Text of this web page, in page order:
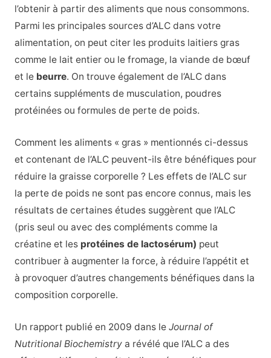
l’obtenir à partir des aliments que nous consommons.
Parmi les principales sources d’ALC dans votre
alimentation, on peut citer les produits laitiers gras
comme le lait entier ou le fromage, la viande de bœuf
et le beurre. On trouve également de l’ALC dans
certains suppléments de musculation, poudres
protéinées ou formules de perte de poids.
Comment les aliments « gras » mentionnés ci-dessus
et contenant de l’ALC peuvent-ils être bénéfiques pour
réduire la graisse corporelle ? Les effets de l’ALC sur
la perte de poids ne sont pas encore connus, mais les
résultats de certaines études suggèrent que l’ALC
(pris seul ou avec des compléments comme la
créatine et les protéines de lactosérum) peut
contribuer à augmenter la force, à réduire l’appétit et
à provoquer d’autres changements bénéfiques dans la
composition corporelle.
Un rapport publié en 2009 dans leJournal of
Nutritional Biochemistry a révélé que l’ALC a des